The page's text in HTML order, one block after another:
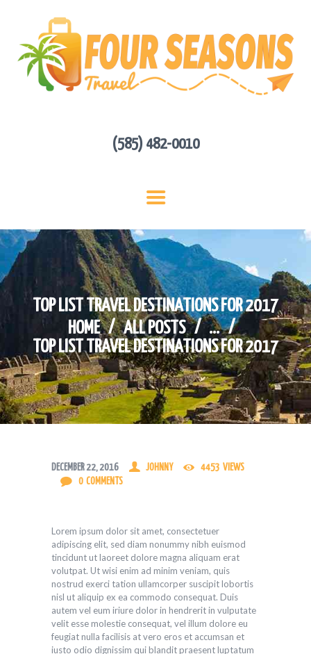
(585) 482-0010
TOP LIST TRAVEL DESTINATIONS FOR 2017
HOME ALL POSTS
...
TOP LIST TRAVEL DESTINATIONS FOR 2017
HOME
ABOUT US
HOT DEALS
GET A QUOTE
DECEMBER 22, 2016 JOHNNY 4453 VIEWS
0 COMMENTS
Lorem ipsum dolor sit amet, consectetuer
adipiscing elit, sed diam nonummy nibh euismod
tincidunt ut laoreet dolore magna aliquam erat
volutpat. Ut wisi enim ad minim veniam, quis
nostrud exerci tation ullamcorper suscipit lobortis
nisl ut aliquip ex ea commodo consequat. Duis
autem vel eum iriure dolor in hendrerit in vulputate
velit esse molestie consequat, vel illum dolore eu
feugiat nulla facilisis at vero eros et accumsan et
iusto odio dignissim qui blandit praesent luptatum